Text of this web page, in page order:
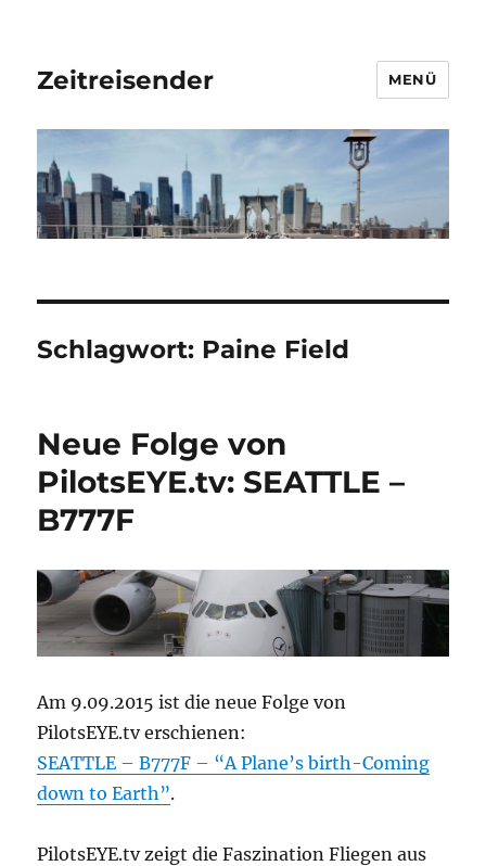
Zeitreisender MENÜ
Schlagwort: Paine Field
Neue Folge von
PilotsEYE.tv: SEATTLE –
B777F
Am 9.09.2015 ist die neue Folge von
PilotsEYE.tv erschienen:
SEATTLE – B777F – “A Plane’s birth-Coming
down to Earth”.
PilotsEYE.tv zeigt die Faszination Fliegen aus